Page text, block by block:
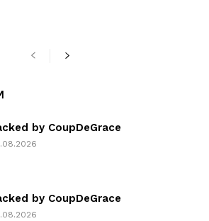
by CoupDeGrace
by CoupDeGrace